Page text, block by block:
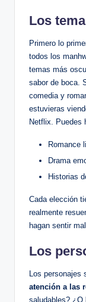
Los
Primero lo
todos los
temas más
sabor de boca.
comedia y
estuvieras
Netflix. Puedes
Romance
Drama
Historias
Cada elección
realmente
hagan sentir
Los
Los personajes
atención a⁢ las
saludables? ¿O